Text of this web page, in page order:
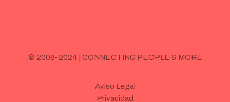
© 2008-2024 | CONNECTING PEOPLE & MORE
Aviso Legal
Privacidad